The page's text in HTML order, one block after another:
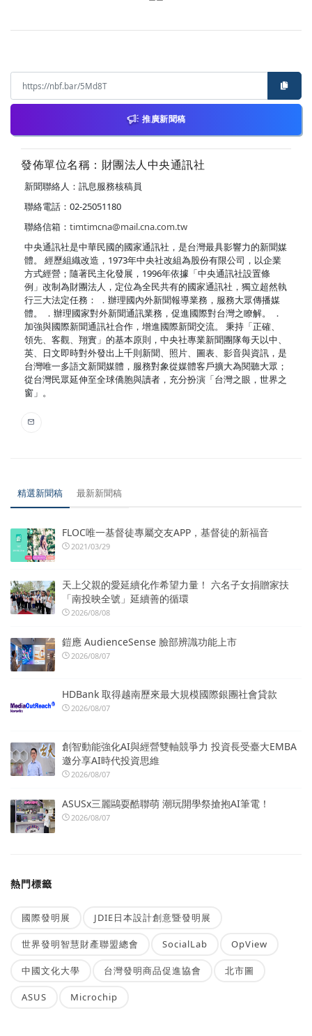
推廣新聞稿
發佈單位名稱：財團法人中央通訊社
新聞聯絡人：訊息服務核稿員
聯絡電話：02-25051180
聯絡信箱： timtimcna@mail.cna.com.tw
中央通訊社是中華民國的國家通訊社，是台灣最具影響力的新聞媒
體。 經歷組織改造，1973年中央社改組為股份有限公司，以企業
方式經營；隨著民主化發展，1996年依據「中央通訊社設置條
例」改制為財團法人，定位為全民共有的國家通訊社，獨立超然執
行三大法定任務： ．辦理國內外新聞報導業務，服務大眾傳播媒
體。 ．辦理國家對外新聞通訊業務，促進國際對台灣之瞭解。 ．
加強與國際新聞通訊社合作，增進國際新聞交流。 秉持「正確、
領先、客觀、翔實」的基本原則，中央社專業新聞團隊每天以中、
英、日文即時對外發出上千則新聞、照片、圖表、影音與資訊，是
台灣唯一多語文新聞媒體，服務對象從媒體客戶擴大為閱聽大眾；
從台灣民眾延伸至全球僑胞與讀者，充分扮演「台灣之眼，世界之
窗」。
精選新聞稿 最新新聞稿
FLOC唯一基督徒專屬交友APP，基督徒的新福音
2021/03/29
天上父親的愛延續化作希望力量！ 六名子女捐贈家扶
「南投映全號」延續善的循環
2026/08/08
鎧應 AudienceSense 臉部辨識功能上市
2026/08/07
HDBank 取得越南歷來最大規模國際銀團社會貸款
2026/08/07
創智動能強化AI與經營雙軸競爭力 投資長受臺大EMBA
邀分享AI時代投資思維
2026/08/07
ASUSx三麗鷗耍酷聯萌 潮玩開學祭搶抱AI筆電！
2026/08/07
熱門標籤
國際發明展 JDIE日本設計創意暨發明展
世界發明智慧財產聯盟總會 SocialLab OpView
中國文化大學 台灣發明商品促進協會 北市圖
ASUS Microchip